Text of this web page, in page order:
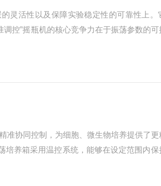
灵活性以及保障实验稳定性的可靠性上。
调控”摇瓶机的核心竞争力在于振荡参数的
准协同控制，为细胞、微生物培养提供了
养箱采用温控系统，能够在设定范围内保